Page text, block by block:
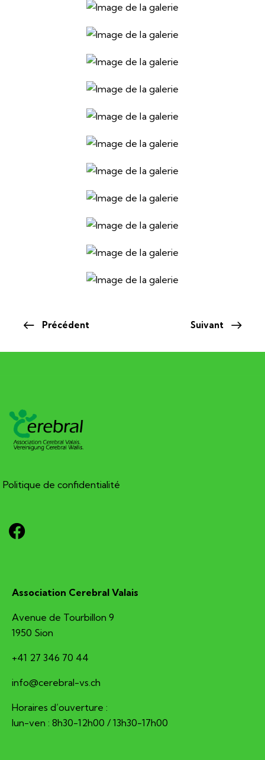
Précédent Suivant
Politique de confidentialité
Association Cerebral Valais
Avenue de Tourbillon 9
1950 Sion
+41 27 346 70 44
hc.sv-larberec@ofni
Horaires d’ouverture :
lun-ven : 8h30-12h00 / 13h30-17h00